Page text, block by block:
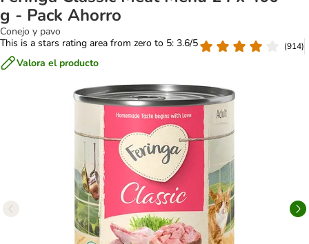
g - Pack Ahorro
Conejo y pavo
This is a stars rating area from zero to 5: 3.6/5
(914)
Valora el producto